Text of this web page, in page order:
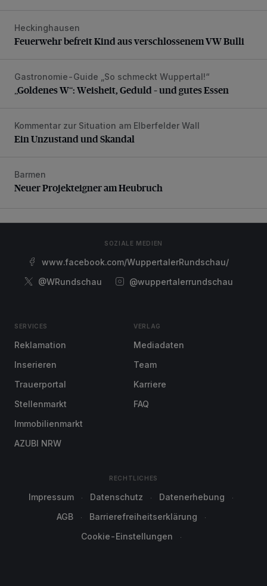
Feuerwehr befreit Kind aus verschlossenem VW Bulli
Heckinghausen
Feuerwehr befreit Kind aus verschlossenem VW Bulli
„Goldenes W“: Weisheit, Geduld – und gutes Essen
Gastronomie-Guide „So schmeckt Wuppertal!“
„Goldenes W“: Weisheit, Geduld – und gutes Essen
Ein Unzustand und Skandal
Kommentar zur Situation am Elberfelder Wall
Ein Unzustand und Skandal
Neuer Projekteigner am Heubruch
Barmen
Neuer Projekteigner am Heubruch
SOZIALE MEDIEN
www.facebook.com/WuppertalerRundschau/
@WRundschau
@wuppertalerrundschau
SERVICES
Reklamation
Inserieren
Trauerportal
Stellenmarkt
Immobilienmarkt
AZUBI NRW
VERLAG
Mediadaten
Team
Karriere
FAQ
RECHTLICHES
Impressum Datenschutz
Datenerhebung
AGB
Barrierefreiheitserklärung
Cookie-Einstellungen